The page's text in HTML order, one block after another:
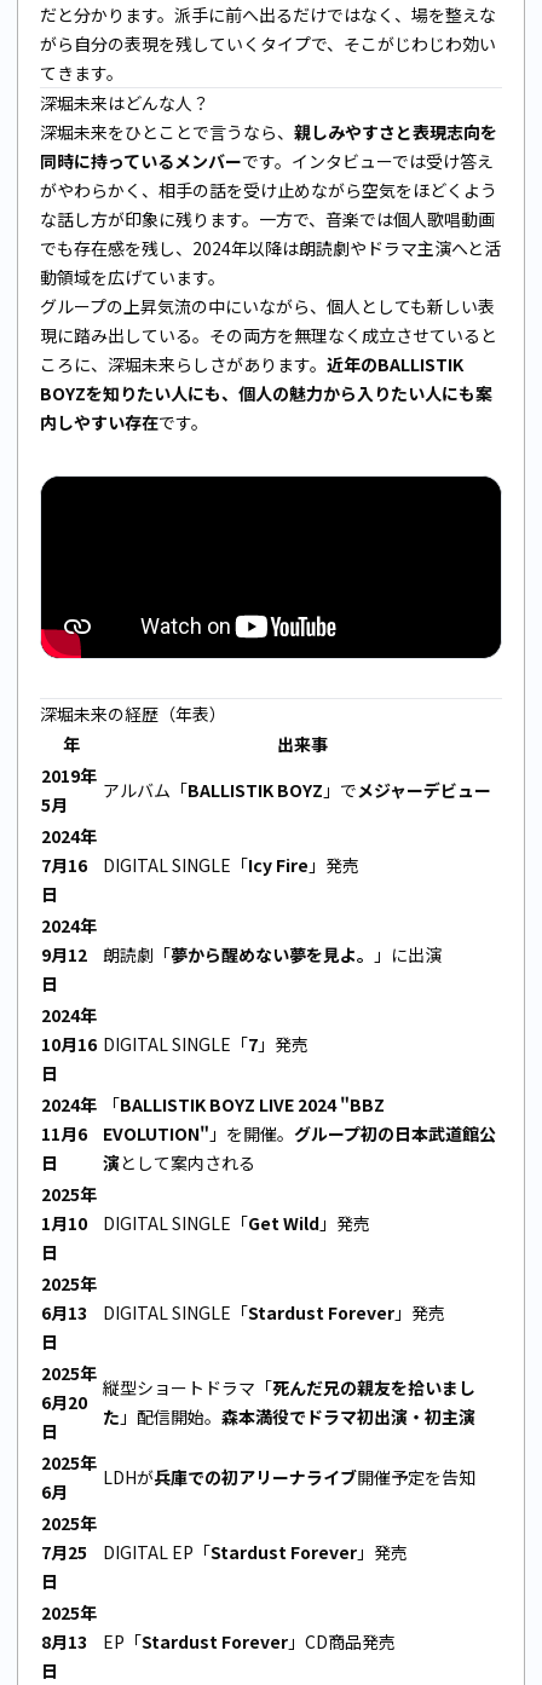
だと分かります。派手に前へ出るだけではなく、場を整えな
がら自分の表現を残していくタイプで、そこがじわじわ効い
てきます。
深堀未来はどんな人？
深堀未来をひとことで言うなら、 親しみやすさと表現志向を
同時に持っているメンバーです。インタビューでは受け答え
がやわらかく、相手の話を受け止めながら空気をほどくよう
な話し方が印象に残ります。一方で、音楽では個人歌唱動画
でも存在感を残し、2024年以降は朗読劇やドラマ主演へと活
動領域を広げています。
グループの上昇気流の中にいながら、個人としても新しい表
現に踏み出している。その両方を無理なく成立させていると
ころに、深堀未来らしさがあります。 近年のBALLISTIK
BOYZを知りたい人にも、個人の魅力から入りたい人にも案
内しやすい存在です。
深堀未来の経歴（年表）
年
出来事
2019年
5月
アルバム「BALLISTIK BOYZ 」でメジャーデビュー
2024年
7月16
日
DIGITAL SINGLE「Icy Fire 」発売
2024年
9月12
日
朗読劇「夢から醒めない夢を見よ。 」に出演
2024年
10月16
日
DIGITAL SINGLE「7 」発売
2024年
11月6
日
「BALLISTIK BOYZ LIVE 2024 "BBZ
EVOLUTION" 」を開催。 グループ初の日本武道館公
演として案内される
2025年
1月10
日
DIGITAL SINGLE「Get Wild 」発売
2025年
6月13
日
DIGITAL SINGLE「Stardust Forever 」発売
2025年
6月20
日
縦型ショートドラマ「死んだ兄の親友を拾いまし
た 」配信開始。 森本満役でドラマ初出演・初主演
2025年
6月
LDHが兵庫での初アリーナライブ開催予定を告知
2025年
7月25
日
DIGITAL EP「Stardust Forever 」発売
2025年
8月13
日
EP「Stardust Forever 」CD商品発売